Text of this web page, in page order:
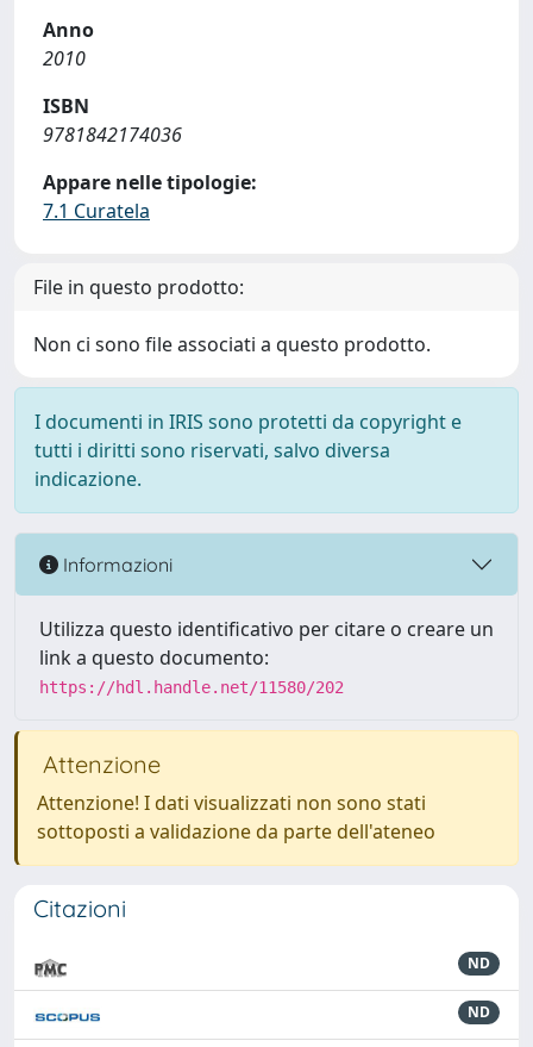
Anno
2010
ISBN
9781842174036
Appare nelle tipologie:
7.1 Curatela
File in questo prodotto:
Non ci sono file associati a questo prodotto.
I documenti in IRIS sono protetti da copyright e
tutti i diritti sono riservati, salvo diversa
indicazione.
Informazioni
Utilizza questo identificativo per citare o creare un
link a questo documento:
https://hdl.handle.net/11580/202
Attenzione
Attenzione! I dati visualizzati non sono stati
sottoposti a validazione da parte dell'ateneo
Citazioni
ND
ND